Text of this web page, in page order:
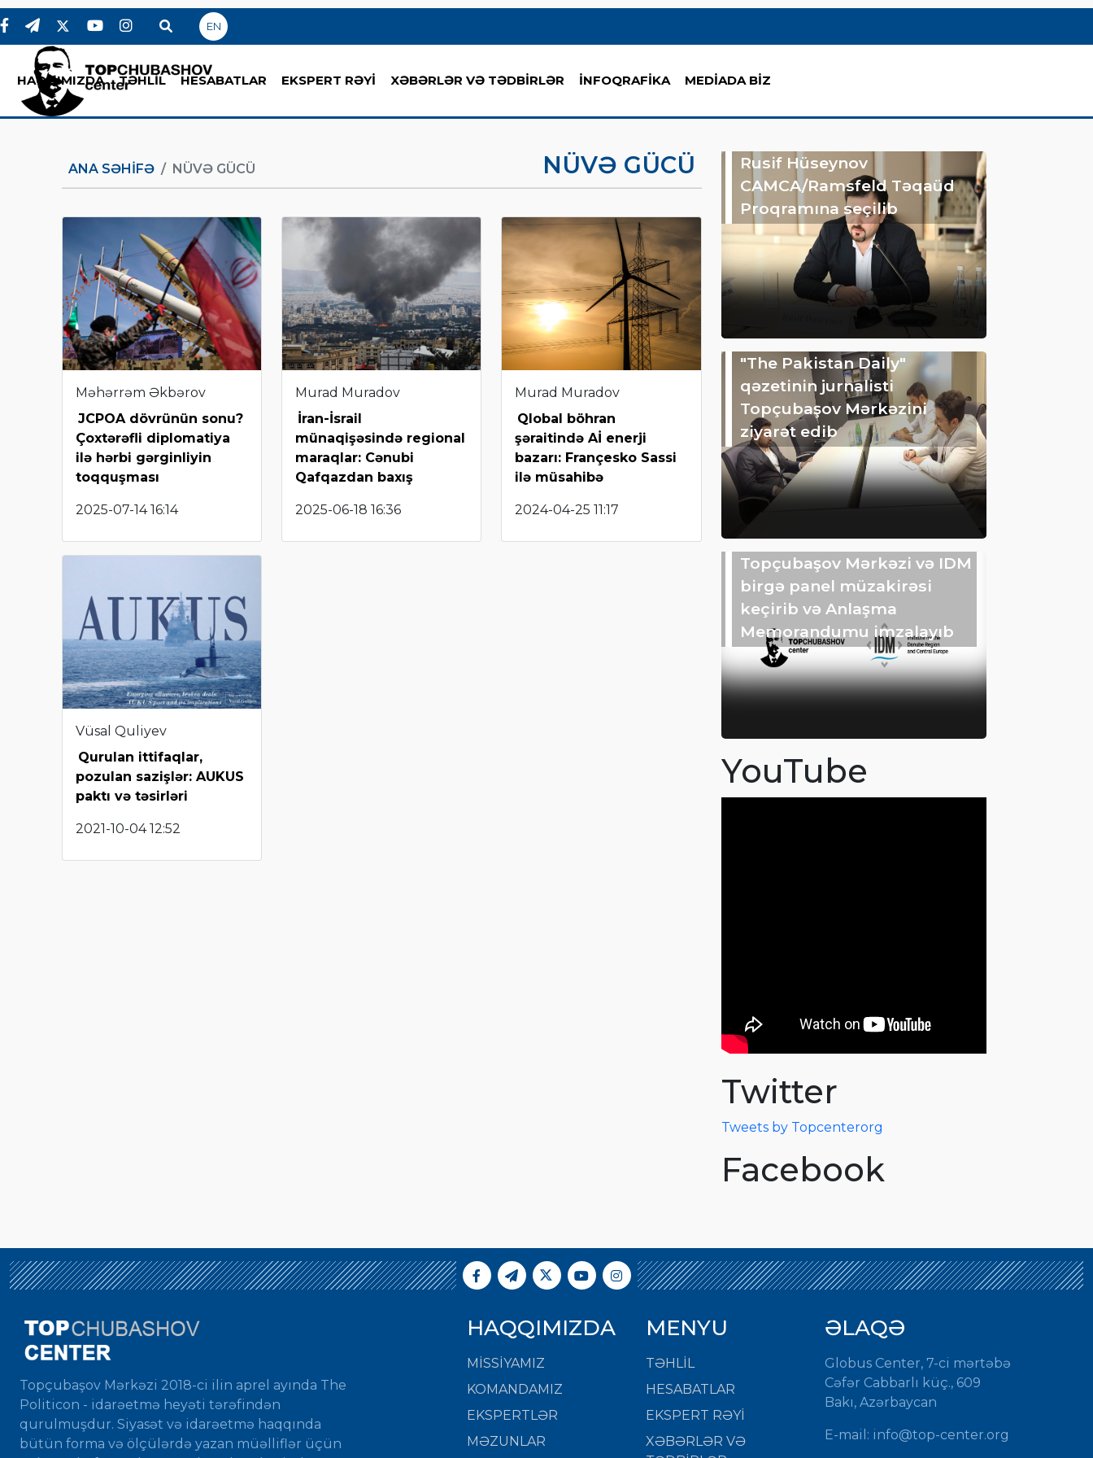
EN
HAQQIMIZDA TƏHLİL HESABATLAR EKSPERT RƏYİ XƏBƏRLƏR VƏ TƏDBİRLƏR İNFOQRAFİKA MEDİADA BİZ
ANA SƏHIFƏ NÜVƏ GÜCÜ NÜVƏ GÜCÜ
Məhərrəm Əkbərov
JCPOA dövrünün sonu?
Çoxtərəfli diplomatiya
ilə hərbi gərginliyin
toqquşması
2025-07-14 16:14
Murad Muradov
İran-İsrail
münaqişəsində regional
maraqlar: Cənubi
Qafqazdan baxış
2025-06-18 16:36
Murad Muradov
Qlobal böhran
şəraitində Aİ enerji
bazarı: Françesko Sassi
ilə müsahibə
2024-04-25 11:17
Vüsal Quliyev
Qurulan ittifaqlar,
pozulan sazişlər: AUKUS
paktı və təsirləri
2021-10-04 12:52
Rusif Hüseynov
CAMCA/Ramsfeld Təqaüd
Proqramına seçilib
"The Pakistan Daily"
qəzetinin jurnalisti
Topçubaşov Mərkəzini
ziyarət edib
Topçubaşov Mərkəzi və IDM
birgə panel müzakirəsi
keçirib və Anlaşma
Memorandumu imzalayıb
YouTube
Twitter
Tweets by Topcenterorg
Facebook
Topçubaşov Mərkəzi 2018-ci ilin aprel ayında The
Politicon - idarəetmə heyəti tərəfindən
qurulmuşdur. Siyasət və idarəetmə haqqında
bütün forma və ölçülərdə yazan müəlliflər üçün
HAQQIMIZDA
MISSIYAMIZ
KOMANDAMIZ
EKSPERTLƏR
MƏZUNLAR
MENYU
TƏHLİL
HESABATLAR
EKSPERT RƏYİ
XƏBƏRLƏR VƏ
ƏLAQƏ
Globus Center, 7-ci mərtəbə
Cəfər Cabbarlı küç., 609
Bakı, Azərbaycan
E-mail: info@top-center.org